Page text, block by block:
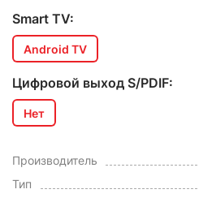
Smart TV:
Android TV
Цифровой выход S/PDIF:
Нет
Производитель
Тип